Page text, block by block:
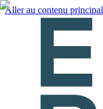
Aller au contenu principal